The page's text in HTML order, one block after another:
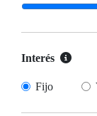
Interés
Fijo